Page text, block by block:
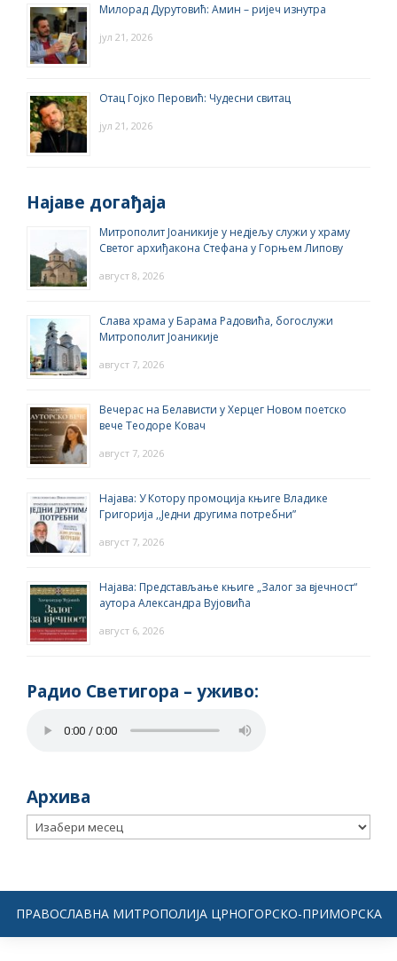
Милорад Дурутовић: Амин – ријеч изнутра
јул 21, 2026
Отац Гојко Перовић: Чудесни свитац
јул 21, 2026
Најаве догађаја
Митрополит Јоаникије у недјељу служи у храму
Светог архиђакона Стефана у Горњем Липову
август 8, 2026
Слава храма у Барама Радовића, богослужи
Митрополит Јоаникије
август 7, 2026
Вечерас на Белависти у Херцег Новом поетско
вече Теодоре Ковач
август 7, 2026
Најава: У Котору промоција књиге Владике
Григорија ,,Једни другима потребни”
август 7, 2026
Најава: Представљање књиге „Залог за вјечност“
аутора Александра Вујовића
август 6, 2026
Радио Светигора – yживо:
Архива
Архива
ПРАВОСЛАВНА МИТРОПОЛИЈА ЦРНОГОРСКО-ПРИМОРСКА